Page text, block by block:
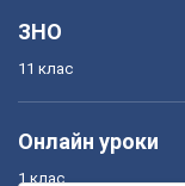
ЗНО
11 клас
Онлайн уроки
1 клас